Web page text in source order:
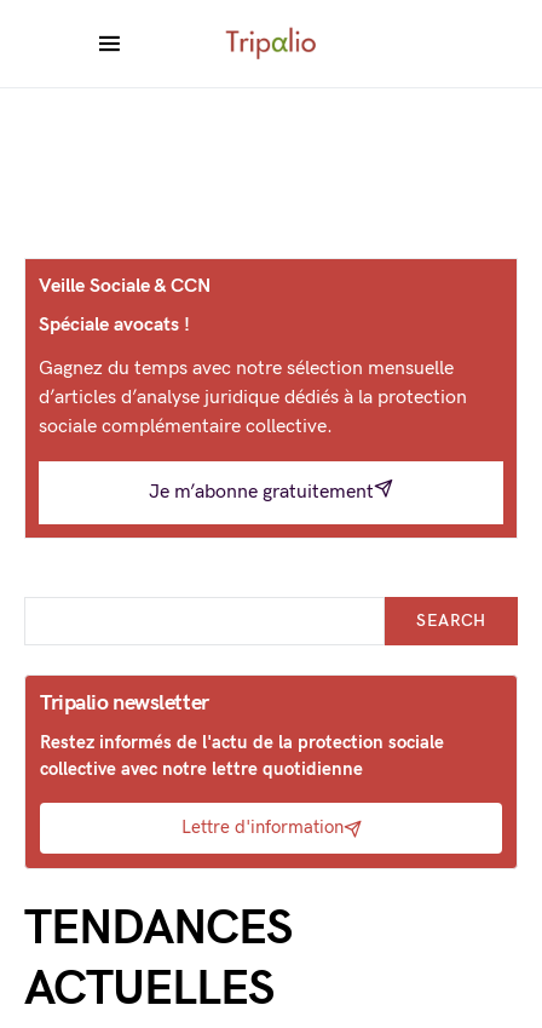
Veille Sociale & CCN
Spéciale avocats !
Gagnez du temps avec notre sélection mensuelle
d’articles d’analyse juridique dédiés à la protection
sociale complémentaire collective.
Je m’abonne gratuitement
SEARCH
Tripalio newsletter
Restez informés de l'actu de la protection sociale
collective avec notre lettre quotidienne
Lettre d'information
TENDANCES
ACTUELLES